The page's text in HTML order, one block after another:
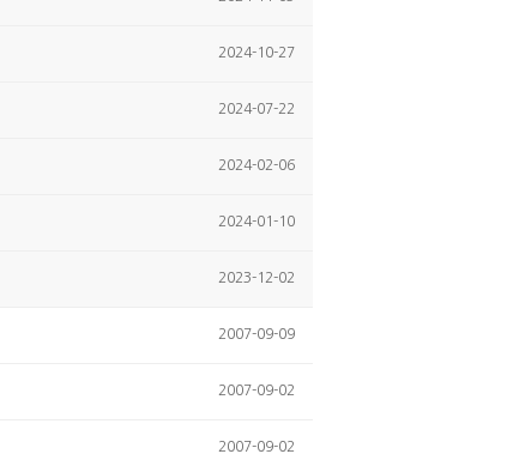
2024-10-27
2024-07-22
2024-02-06
2024-01-10
2023-12-02
2007-09-09
2007-09-02
2007-09-02